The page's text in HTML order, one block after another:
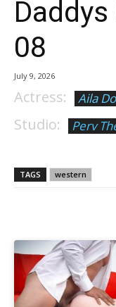
08
July 9, 2026
Actress: Aila
Studio: Perv
TAGS western